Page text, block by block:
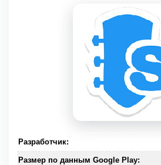
Разработчик:
Размер по данным Google Play: